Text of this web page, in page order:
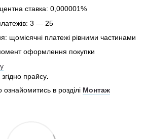
ставка: 0,000001%
3 — 25
щомісячні платежі рівними частинами
оформлення покупки
прайсу.
в розділі Монтаж